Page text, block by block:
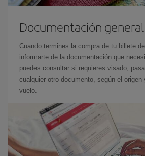
Documentación general
Cuando termines la compra de tu billete
informarte de la documentación que
puedes consultar si requieres visado,
cualquier otro documento, según el
vuelo.